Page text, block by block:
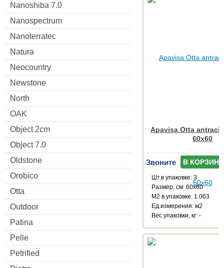
Nanoshiba 7.0
Nanospectrum
Nanoterratec
Natura
Neocountry
Newstone
North
OAK
Object 2cm
Object 7.0
Oldstone
Orobico
Otta
Outdoor
Patina
Pelle
Petrified
Apavisa Otta
60x60
Звоните В КОРЗИНУ
Шт.в упаковке: 3
Размер, см: 60x60
М2 в упаковке: 1.063
Ед.измерения: м2
Веc упаковки, кг: -